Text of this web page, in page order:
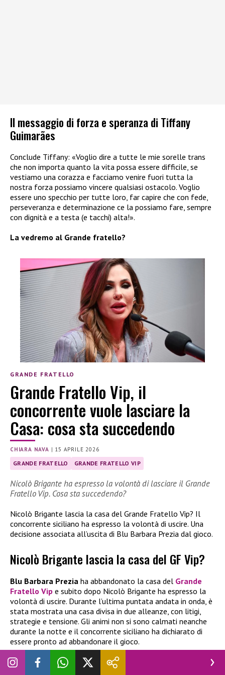
Il messaggio di forza e speranza di Tiffany
Guimarães
Conclude Tiffany: «Voglio dire a tutte le mie sorelle trans
che non importa quanto la vita possa essere difficile, se
vestiamo una corazza e facciamo venire fuori tutta la
nostra forza possiamo vincere qualsiasi ostacolo. Voglio
essere uno specchio per tutte loro, far capire che con fede,
perseveranza e determinazione ce la possiamo fare, sempre
con dignità e a testa (e tacchi) alta!».
La vedremo al Grande fratello?
GRANDE FRATELLO
Grande Fratello Vip, il
concorrente vuole lasciare la
Casa: cosa sta succedendo
CHIARA NAVA | 15 APRILE 2026
GRANDE FRATELLO GRANDE FRATELLO VIP
Nicolò Brigante ha espresso la volontà di lasciare il Grande
Fratello Vip. Cosa sta succedendo?
Nicolò Brigante lascia la casa del Grande Fratello Vip? Il
concorrente siciliano ha espresso la volontà di uscire. Una
decisione associata all’uscita di Blu Barbara Prezia dal gioco.
Nicolò Brigante lascia la casa del GF Vip?
Blu Barbara Prezia ha abbandonato la casa del Grande
Fratello Vip e subito dopo Nicolò Brigante ha espresso la
volontà di uscire. Durante l’ultima puntata andata in onda, è
stata mostrata una casa divisa in due alleanze, con litigi,
strategie e tensione. Gli animi non si sono calmati neanche
durante la notte e il concorrente siciliano ha dichiarato di
essere pronto ad abbandonare il gioco.